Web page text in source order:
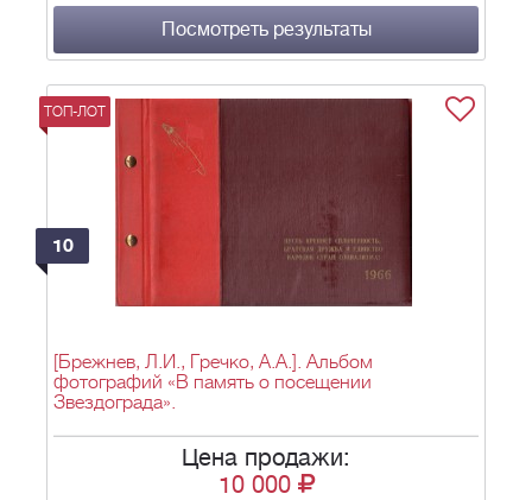
Посмотреть результаты
ТОП-ЛОТ
10
[Брежнев, Л.И., Гречко, А.А.]. Альбом
фотографий «В память о посещении
Звездограда».
Цена продажи:
10 000